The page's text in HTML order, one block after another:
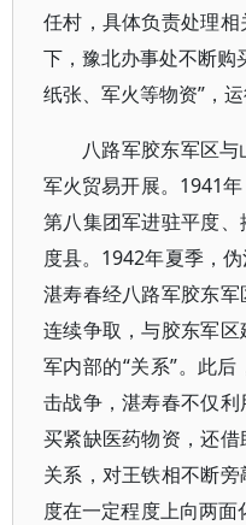
任村，具体负责处理
下，豫北办事处不断购
纸张、军火等物资”，运
八路军胶东军区
军火贸易开展。1941
第八集团军进驻平度
度县。1942年夏季，
湛寿春经八路军胶东
连续争取，与胶东军
军内部的“关系”。此
击战争，湛寿春不仅
买紧缺医药物资，还
关系，对王铁相不断
度在一定程度上向两